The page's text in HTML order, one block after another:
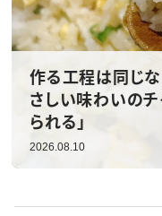
作る工程は同じな
さしい味わいのチ
られる」
2026.08.10